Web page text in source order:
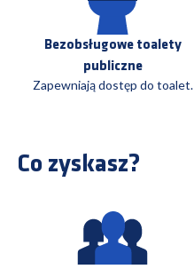
Bezobsługowe toalety
publiczne
Zapewniają dostęp do toalet.
Co zyskasz?